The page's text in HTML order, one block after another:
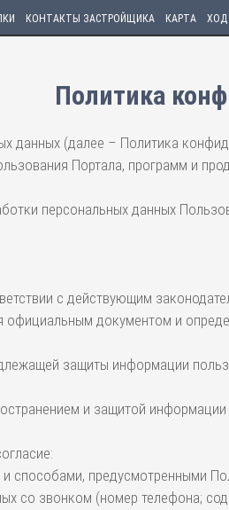
КОНТАКТЫ ЗАСТРОЙЩИКА КАРТА ХОД
Политика
данных (далее – Политика
Портала, программ и
персональных данных
с действующим
официальным документом и
защиты информации
и защитой
способами, предусмотренными
со звонком (номер телефона;